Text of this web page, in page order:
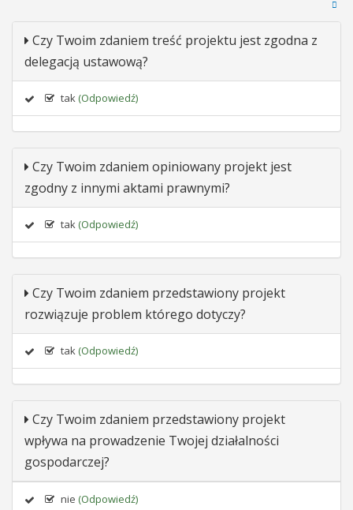
Czy Twoim zdaniem treść projektu jest zgodna z
delegacją ustawową?
tak (Odpowiedź)
Czy Twoim zdaniem opiniowany projekt jest
zgodny z innymi aktami prawnymi?
tak (Odpowiedź)
Czy Twoim zdaniem przedstawiony projekt
rozwiązuje problem którego dotyczy?
tak (Odpowiedź)
Czy Twoim zdaniem przedstawiony projekt
wpływa na prowadzenie Twojej działalności
gospodarczej?
nie (Odpowiedź)